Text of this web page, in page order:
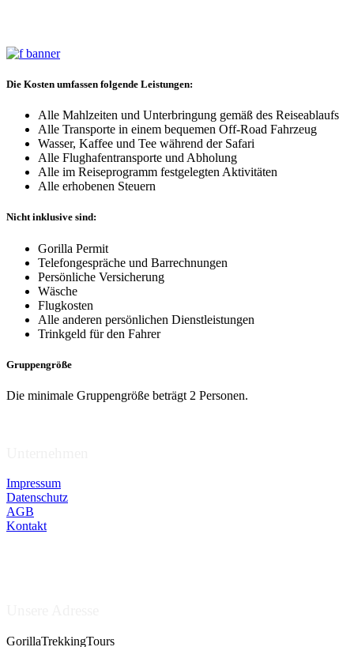
Die Kosten umfassen folgende Leistungen:
Alle Mahlzeiten und Unterbringung gemäß des Reiseablaufs
Alle Transporte in einem bequemen Off-Road Fahrzeug
Wasser, Kaffee und Tee während der Safari
Alle Flughafentransporte und Abholung
Alle im Reiseprogramm festgelegten Aktivitäten
Alle erhobenen Steuern
Nicht inklusive sind:
Gorilla Permit
Telefongespräche und Barrechnungen
Persönliche Versicherung
Wäsche
Flugkosten
Alle anderen persönlichen Dienstleistungen
Trinkgeld für den Fahrer
Gruppengröße
Die minimale Gruppengröße beträgt 2 Personen.
Impressum
Datenschutz
AGB
Kontakt
GorillaTrekkingTours